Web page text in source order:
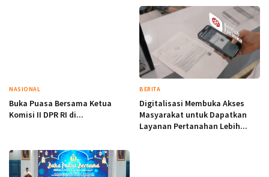
NASIONAL
Buka Puasa Bersama Ketua
Komisi II DPR RI di...
BERITA
Digitalisasi Membuka Akses
Masyarakat untuk Dapatkan
Layanan Pertanahan Lebih...